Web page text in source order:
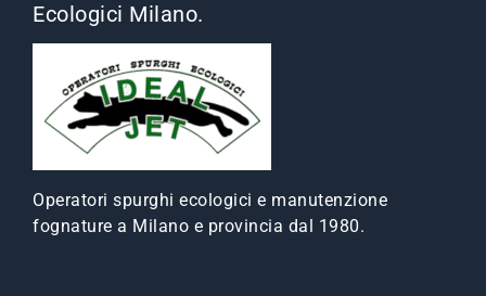
Ecologici Milano.
Operatori spurghi ecologici e manutenzione
fognature a Milano e provincia dal 1980.